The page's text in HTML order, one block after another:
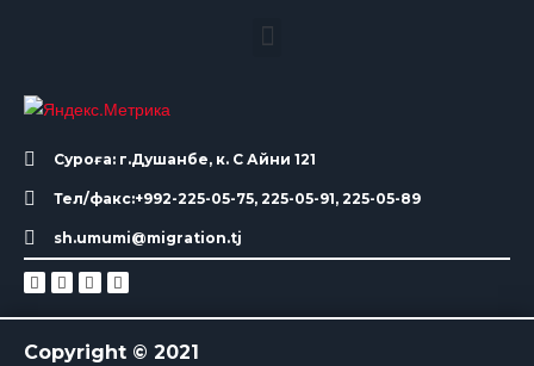
Суроға: г.Душанбе, к. С Айни 121
Тел/факс:+992-225-05-75, 225-05-91, 225-05-89
sh.umumi@migration.tj
Copyright © 2021